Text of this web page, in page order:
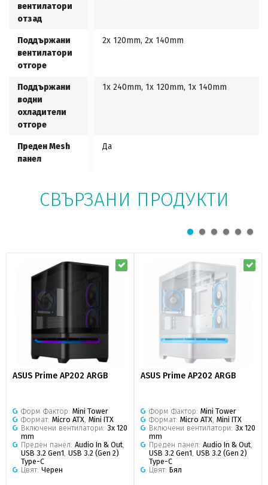
вентилатори
отзад
Поддържани
вентилатори
отгоре
2x 120mm, 2x 140mm
Поддържани
водни
охладители
отгоре
1x 240mm, 1x 120mm, 1x 140mm
Преден Mesh
панел
Да
СВЪРЗАНИ ПРОДУКТИ
ASUS Prime AP202 ARGB
Форм Фактор: Mini Tower
Формат: Micro ATX, Mini ITX
Включени вентилатори: 3x 120
mm
Преден панел: Audio In & Out,
USB 3.2 Gen1, USB 3.2 (Gen 2)
Type-C
Цвят: Черен
ASUS Prime AP202 ARGB
Форм Фактор: Mini Tower
Формат: Micro ATX, Mini ITX
Включени вентилатори: 3x 120
mm
Преден панел: Audio In & Out,
USB 3.2 Gen1, USB 3.2 (Gen 2)
Type-C
Цвят: Бял